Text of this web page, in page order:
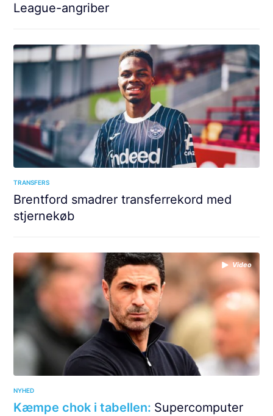
League-angriber
TRANSFERS
Brentford smadrer transferrekord med
stjernekøb
Video
NYHED
Kæmpe chok i tabellen: Supercomputer